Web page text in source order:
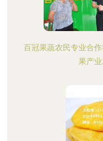
百冠果蔬农民专业合
果产